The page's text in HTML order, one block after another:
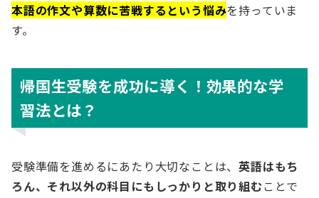
本語の作文や算数に苦戦するという悩みを持っていま
す。
帰国生受験を成功に導く！効果的な学
習法とは？
受験準備を進めるにあたり大切なことは、英語はもち
ろん、それ以外の科目にもしっかりと取り組むことで